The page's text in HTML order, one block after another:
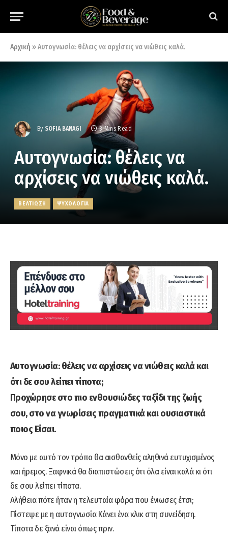
Αρχική »Αυτογνωσία: θέλεις να αρχίσεις να νιώθεις καλά.
By SOFIA BANAGI 3 Mins Read
Αυτογνωσία: θέλεις να
αρχίσεις να νιώθεις καλά.
ΒΕΛΤΙΩΣΗ ΨΥΧΟΛΟΓΙΑ
Αυτογνωσία: θέλεις να αρχίσεις να νιώθεις καλά και
ότι δε σου λείπει τίποτα;
Προχώρησε στο πιο ενθουσιώδες ταξίδι της ζωής
σου, στο να γνωρίσεις πραγματικά και ουσιαστικά
ποιος Είσαι.
Μόνο με αυτό τον τρόπο θα αισθανθείς αληθινά ευτυχισμένος
και ήρεμος. Ξαφνικά θα διαπιστώσεις ότι όλα είναι καλά κι ότι
δε σου λείπει τίποτα.
Αλήθεια πότε ήταν η τελευταία φόρα που ένιωσες έτσι;
Πίστεψε με η αυτογνωσία Κάνει ένα κλικ στη συνείδηση.
Τίποτα δε ξανά είναι όπως πριν.